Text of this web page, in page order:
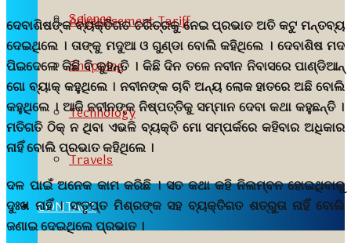
Advertisement Tariff
Science
Shopping
Technology
Travels
CONTACT
ଦେବାଶିଷଙ୍କ ବ୍ୟକ୍ତିଗତ ଚରିତ୍ରକୁ ନେଇ ପ୍ରଭାତ ଅତି କଟୁ ମନ୍ତବ୍ୟ
ଦେଇଥିଲେ । ତାଙ୍କୁ ମଦୁଆ ଓ ଗୁଣ୍ଡା ବୋଲି କହିଥିଲେ । ଦେବାଶିଷ ମଦ
ପିଇଦେଲେ କିଛି ବି କୁହନ୍ତି । କିଛି ଦିନ ତଳେ ନବୀନ ନିବାସରେ ପାଣ୍ଡିଆନ୍
ଗୋ ବ୍ୟାକ୍ କହୁଥିଲେ । ନବୀନଙ୍କ ଚାବି ଅନ୍ୟ ଲୋକ ହାତରେ ଅଛି ବୋଲି
କହୁଥିଲେ । ଆଜି ନବୀନଙ୍କ ନିଷ୍ପତ୍ତିକୁ ସମ୍ମାନ ଦେବା କଥା କହୁଛନ୍ତି ।
ମତିଗତି ଠିକ୍ ନ ଥିବା ଏଭଳି ବ୍ୟକ୍ତି ମୋ ସମ୍ପର୍କରେ କହିବାର ଅଧିକାର
ନାହିଁ ବୋଲି ପ୍ରଭାତ କହିଥିଲେ ।
ଦଳ ପାଇଁ ଅନେକ କାମ କରିଛି । ସତ କଥା କହି ନିଲମ୍ବନ ହୋଇଥିବାରୁ
ଦୁଃଖ ନାହିଁ । ସଂତୃପ୍ତ ମିଶ୍ରଙ୍କ ସହ ବ୍ୟକ୍ତିଗତ ଶତ୍ରୁତା ନାହିଁ ବୋଲି
ଜଣାଇ ଦେଇଥିଲେ ପ୍ରଭାତ ।